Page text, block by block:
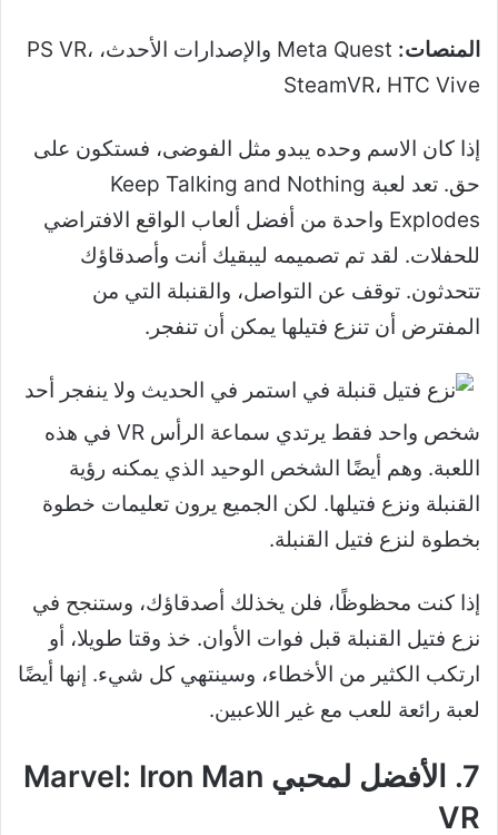
المنصات:
Meta Quest والإصدارات الأحدث، PS VR،
SteamVR، HTC Vive
إذا كان الاسم وحده يبدو مثل الفوضى، فستكون على
حق. تعد لعبة Keep Talking and Nothing
Explodes واحدة من أفضل ألعاب الواقع الافتراضي
للحفلات. لقد تم تصميمه ليبقيك أنت وأصدقاؤك
تتحدثون. توقف عن التواصل، والقنبلة التي من
المفترض أن تنزع فتيلها يمكن أن تنفجر.
شخص واحد فقط يرتدي سماعة الرأس VR في هذه
اللعبة. وهم أيضًا الشخص الوحيد الذي يمكنه رؤية
القنبلة ونزع فتيلها. لكن الجميع يرون تعليمات خطوة
بخطوة لنزع فتيل القنبلة.
إذا كنت محظوظًا، فلن يخذلك أصدقاؤك، وستنجح في
نزع فتيل القنبلة قبل فوات الأوان. خذ وقتا طويلا، أو
ارتكب الكثير من الأخطاء، وسينتهي كل شيء. إنها أيضًا
لعبة رائعة للعب مع غير اللاعبين.
7. الأفضل لمحبي Marvel: Iron Man
VR